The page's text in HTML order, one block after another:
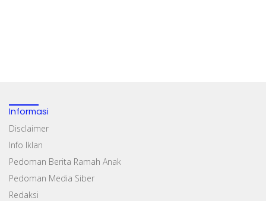
Informasi
Disclaimer
Info Iklan
Pedoman Berita Ramah Anak
Pedoman Media Siber
Redaksi